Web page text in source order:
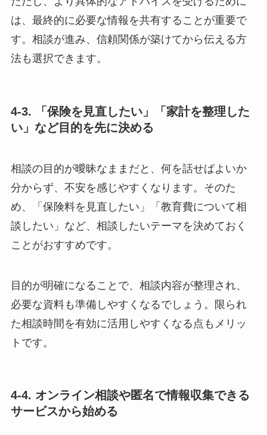
は、最終的に必要な情報を共有することが重要で
す。相談が進み、信頼関係が築けてから伝える方
法も選択できます。
4-3. 「保険を見直したい」「家計を整理した
い」など目的を先に決める
相談の目的が曖昧なままだと、何を話せばよいか
分からず、不安を感じやすくなります。そのた
め、「保険料を見直したい」「教育費について相
談したい」など、相談したいテーマを決めておく
ことがおすすめです。
目的が明確になることで、相談内容が整理され、
必要な資料も準備しやすくなるでしょう。限られ
た相談時間を有効に活用しやすくなる点もメリッ
トです。
4-4. オンライン相談や匿名で情報収集できる
サービスから始める